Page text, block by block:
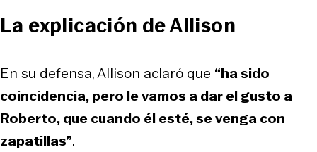
La explicación de Allison
En su defensa, Allison aclaró que “ha sido
coincidencia, pero le vamos a dar el gusto a
Roberto, que cuando él esté, se venga con
zapatillas”.